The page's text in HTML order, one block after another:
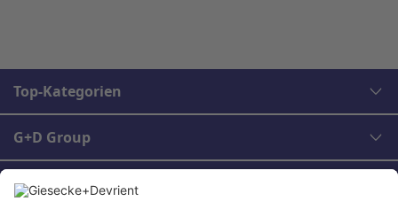
Top-Kategorien
G+D Group
Rechtliches